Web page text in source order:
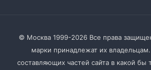
© Москва 1999-2026 Все права
марки принадлежат их
составляющих частей сайта в какой